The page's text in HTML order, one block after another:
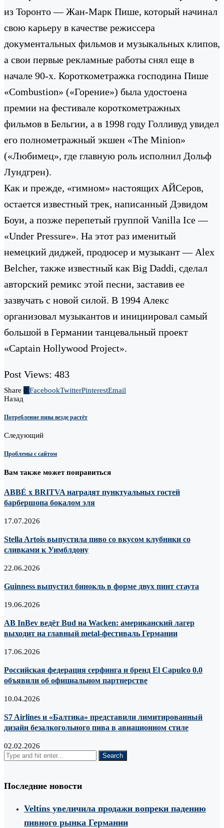
из Торонто — Жан-Марк Пише, который начинал
свою карьеру в качестве режиссера
документальных фильмов и музыкальных клипов,
а свои первые рекламные работы снял еще в
начале 90-х. Короткометражка господина Пише
«Combustion» («Горение») была удостоена
премии на фестивале короткометражных
фильмов в Бельгии, а в 1998 году Голливуд увидел
его полнометражный экшен «The Minion»
(«Любимец», где главную роль исполнил Дольф
Лундгрен).
Как и прежде, «гимном» настоящих АЙСеров,
остается известный трек, написанный Дэвидом
Боуи, а позже перепетый группой Vanilla Ice —
«Under Pressure». На этот раз именитый
немецкий диджей, продюсер и музыкант — Alex
Belcher, также известный как Big Daddi, сделал
авторский ремикс этой песни, заставив ее
зазвучать с новой силой. В 1994 Алекс
организовал музыкантов и инициировал самый
большой в Германии танцевальный проект
«Captain Hollywood Project».
Post Views: 483
Share 0 FacebookTwitterPinterestEmail
Назад
Потребление пива везде растёт
Следующий
Проблемы с сайтом
Вам также может понравиться
ABBÉ х BRITVA наградят пунктуальных гостей
барбершопа бокалом эля
17.07.2026
Stella Artois выпустила пиво со вкусом клубники со
сливками к Уимблдону
22.06.2026
Guinness выпустил бинокль в форме двух пинт стаута
19.06.2026
AB InBev ведёт Bud на Wacken: американский лагер
выходит на главный metal-фестиваль Германии
17.06.2026
Российская федерация серфинга и бренд El Capulco 0.0
объявили об официальном партнерстве
10.04.2026
S7 Airlines и «Балтика» представили лимитированный
дизайн безалкогольного пива в авиационном стиле
02.02.2026
Последние новости
Veltins увеличила продажи вопреки падению
пивного рынка Германии